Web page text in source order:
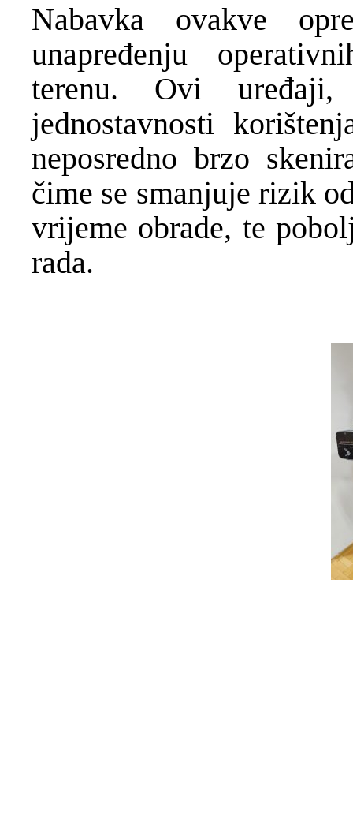
Nabavka ovakve
unapređenju
terenu. Ovi
jednostavnosti
neposredno brzo
čime se smanjuje rizik
vrijeme obrade, te
rada.